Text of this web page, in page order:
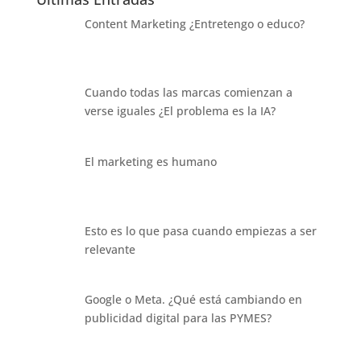
Content Marketing ¿Entretengo o educo?
Cuando todas las marcas comienzan a
verse iguales ¿El problema es la IA?
El marketing es humano
Esto es lo que pasa cuando empiezas a ser
relevante
Google o Meta. ¿Qué está cambiando en
publicidad digital para las PYMES?